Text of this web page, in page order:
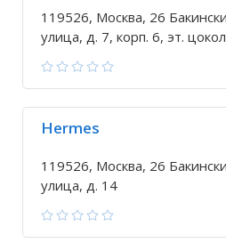
119526, Москва, 26
улица, д. 7, корп. 6, эт.
Hermes
119526, Москва, 26
улица, д. 14